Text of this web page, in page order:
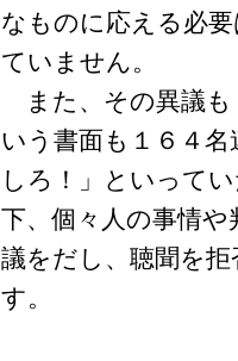
なものに応える必
ていません。
また、その異議も
いう書面も１６４
しろ！」といって
下、個々人の事情
議をだし、聴聞を
す。